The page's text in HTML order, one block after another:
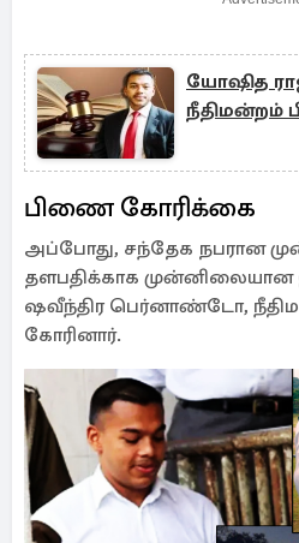
யோஷித
நீதிமன்றம்
பிணை கோரிக்கை
அப்போது, ​​சந்தேக நபரான
தளபதிக்காக முன்னிலையான
ஷவீந்திர பெர்னாண்டோ,
கோரினார்.